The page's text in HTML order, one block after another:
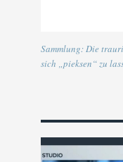
Sammlung: Die
sich „pieksen“ zu